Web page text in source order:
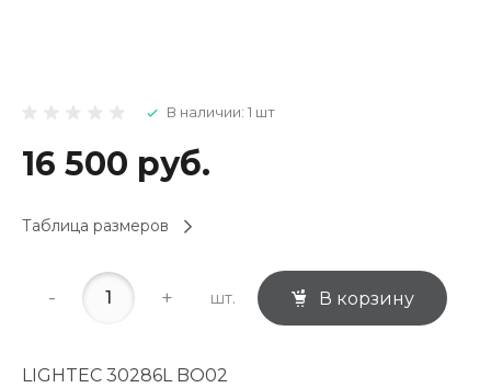
В наличии: 1 шт
16 500 руб.
Таблица размеров
- + шт. В корзину
LIGHTEC 30286L BO02